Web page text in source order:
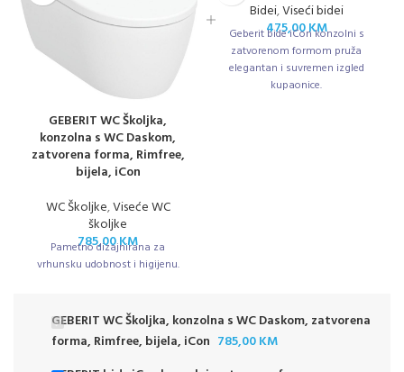
GEBERIT WC Školjka,
konzolna s WC Daskom,
zatvorena forma, Rimfree,
bijela, iCon
WC Školjke,Viseće WC
školjke
785,00KM
Pametno dizajnirana za
vrhunsku udobnost i higijenu.
Bidei,Viseći bidei
475,00KM
Geberit bide iCon konzolni s
zatvorenom formom pruža
elegantan i suvremen izgled
kupaonice.
GEBERIT WC Školjka, konzolna s WC Daskom, zatvorena
forma, Rimfree, bijela, iCon 785,00KM